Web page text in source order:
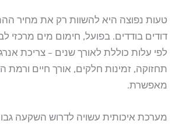
טעות נפוצה היא להשוות רק את מחיר
דודים בודדים. בפועל, חימום מים מרכזי
לפי עלות כוללת לאורך שנים – צריכת
תחזוקה, זמינות חלקים, אורך חיים
מאפשרת.
מערכת איכותית עשויה לדרוש השקעה